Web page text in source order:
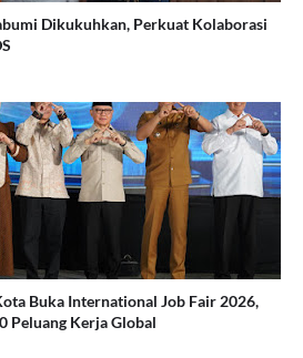
Dikukuhkan, Perkuat Kolaborasi
Buka International Job Fair 2026,
Peluang Kerja Global